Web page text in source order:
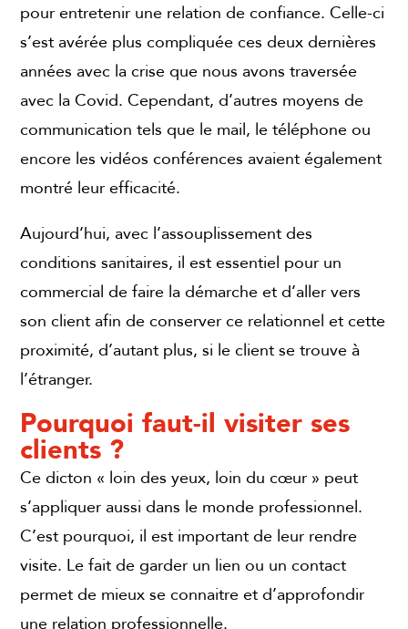
pour entretenir une relation de confiance. Celle-ci
s’est avérée plus compliquée ces deux dernières
années avec la crise que nous avons traversée
avec la Covid. Cependant, d’autres moyens de
communication tels que le mail, le téléphone ou
encore les vidéos conférences avaient également
montré leur efficacité.
Aujourd’hui, avec l’assouplissement des
conditions sanitaires, il est essentiel pour un
commercial de faire la démarche et d’aller vers
son client afin de conserver ce relationnel et cette
proximité, d’autant plus, si le client se trouve à
l’étranger.
Pourquoi faut-il visiter ses
clients ?
Ce dicton « loin des yeux, loin du cœur » peut
s’appliquer aussi dans le monde professionnel.
C’est pourquoi, il est important de leur rendre
visite. Le fait de garder un lien ou un contact
permet de mieux se connaitre et d’approfondir
une relation professionnelle.